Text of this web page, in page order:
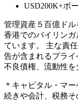
USD200K+ボ
管理資産５百億ドル
香港でのバイリン
ています。 主な責
告が含まれるプライ
不良債権、流動性
＊キャピタル・マ
続きや会計、税務